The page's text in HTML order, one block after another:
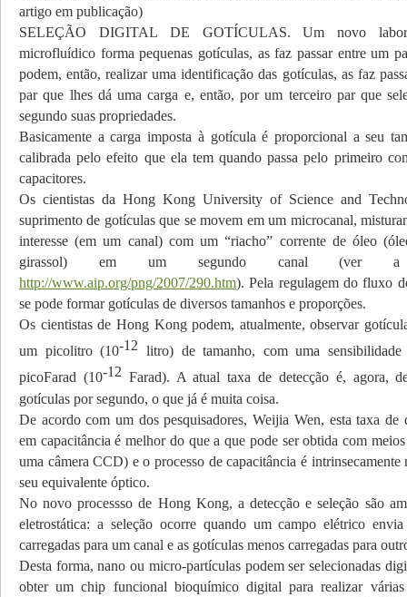
artigo em publicação)
SELEÇÃO DIGITAL DE GOTÍCULAS. Um novo
microfluídico forma pequenas gotículas, as faz passar entre um
podem, então, realizar uma identificação das gotículas, as faz
par que lhes dá uma carga e, então, por um terceiro par que
segundo suas propriedades.
Basicamente a carga imposta à gotícula é proporcional a seu
calibrada pelo efeito que ela tem quando passa pelo primeiro
capacitores.
Os cientistas da Hong Kong University of Science and
suprimento de gotículas que se movem em um microcanal,
interesse (em um canal) com um “riacho” corrente de óleo
girassol) em um segundo canal (ver
http://www.aip.org/png/2007/290.htm). Pela regulagem do fluxo
se pode formar gotículas de diversos tamanhos e proporções.
Os cientistas de Hong Kong podem, atualmente, observar
um picolitro (10-12 litro) de tamanho, com uma
picoFarad (10-12Farad). A atual taxa de detecção é, agora,
gotículas por segundo, o que já é muita coisa.
De acordo com um dos pesquisadores, Weijia Wen, esta taxa de
em capacitância é melhor do que a que pode ser obtida com
uma câmera CCD) e o processo de capacitância é intrinsecamente
seu equivalente óptico.
No novo processso de Hong Kong, a detecção e seleção são
eletrostática: a seleção ocorre quando um campo elétrico
carregadas para um canal e as gotículas menos carregadas para
Desta forma, nano ou micro-partículas podem ser selecionadas
obter um chip funcional bioquímico digital para realizar várias